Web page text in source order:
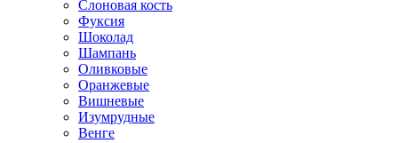
Слоновая кость
Фуксия
Шоколад
Шампань
Оливковые
Оранжевые
Вишневые
Изумрудные
Венге